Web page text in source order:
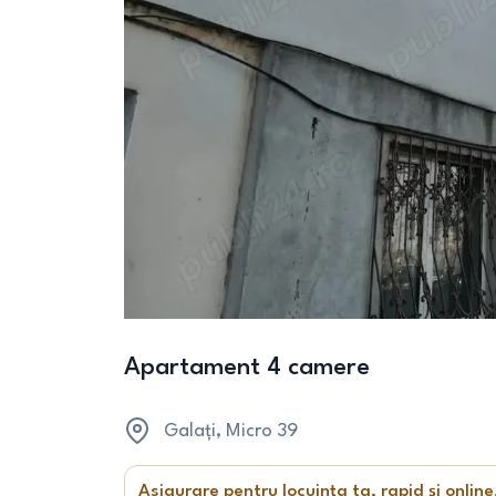
Apartament 4 camere
Galați, Micro 39
Asigurare pentru locuința ta, rapid și